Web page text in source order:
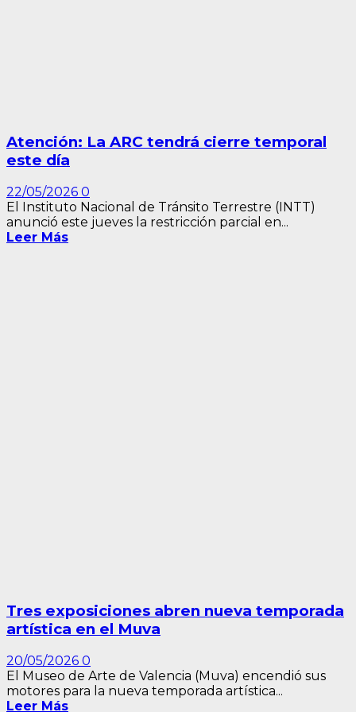
Atención: La ARC tendrá cierre temporal
este día
22/05/2026 0
El Instituto Nacional de Tránsito Terrestre (INTT)
anunció este jueves la restricción parcial en...
Leer Más
Tres exposiciones abren nueva temporada
artística en el Muva
20/05/2026 0
El Museo de Arte de Valencia (Muva) encendió sus
motores para la nueva temporada artística...
Leer Más